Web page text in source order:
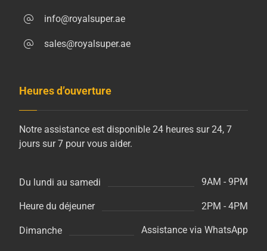
info@royalsuper.ae
sales@royalsuper.ae
Heures d’ouverture
Notre assistance est disponible 24 heures sur 24, 7
jours sur 7 pour vous aider.
Du lundi au samedi 9AM - 9PM
Heure du déjeuner 2PM - 4PM
Dimanche Assistance via WhatsApp